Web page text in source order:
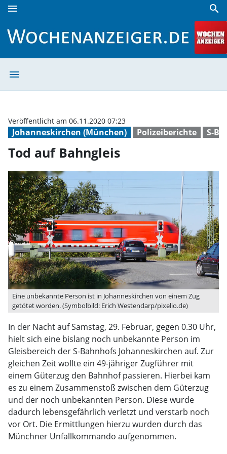
menu search
menu
Johanneskirchen (München) Polizeiberichte S-
Veröffentlicht am 06.11.2020 07:23
Tod auf Bahngleis
Eine unbekannte Person ist in Johanneskirchen von einem Zug
getötet worden. (Symbolbild: Erich Westendarp/pixelio.de)
In der Nacht auf Samstag, 29. Februar, gegen 0.30 Uhr,
hielt sich eine bislang noch unbekannte Person im
Gleisbereich der S-Bahnhofs Johanneskirchen auf. Zur
gleichen Zeit wollte ein 49-jähriger Zugführer mit
einem Güterzug den Bahnhof passieren. Hierbei kam
es zu einem Zusammenstoß zwischen dem Güterzug
und der noch unbekannten Person. Diese wurde
dadurch lebensgefährlich verletzt und verstarb noch
vor Ort. Die Ermittlungen hierzu wurden durch das
Münchner Unfallkommando aufgenommen.